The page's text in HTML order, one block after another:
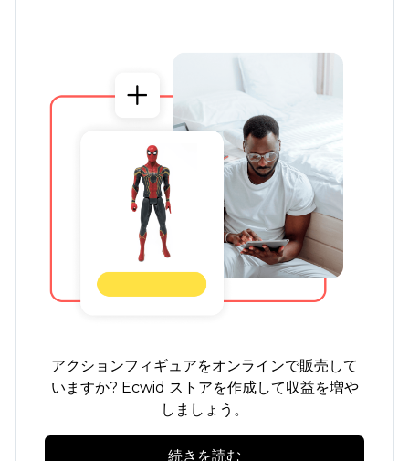
アクションフィギュアをオンラインで販売して
いますか? Ecwid ストアを作成して収益を増や
しましょう。
続きを読む